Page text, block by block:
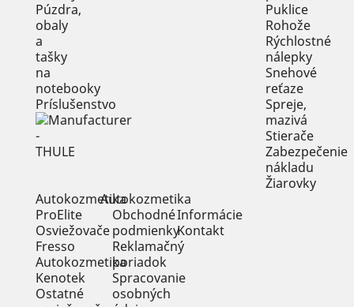
Púzdra,
obaly
a
tašky
na
notebooky
Príslušenstvo
Puklice
Rohože
Rýchlostné
nálepky
Snehové
reťaze
Spreje,
mazivá
Stierače
Zabezpečenie
nákladu
Žiarovky
Autokozmetika
Autokozmetika
ProElite
Osviežovače
Fresso
Autokozmetika
Kenotek
Ostatné
Informácie
Obchodné
podmienky
Reklamačný
poriadok
Spracovanie
osobných
Kontakt